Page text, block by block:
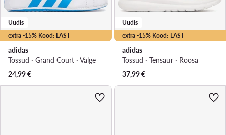
extra -15% Kood: LAST
Uudis
adidas
Tossud · Grand Court · Valge
24,99€
extra -15% Kood: LAST
Uudis
adidas
Tossud · Tensaur · Roosa
37,99€